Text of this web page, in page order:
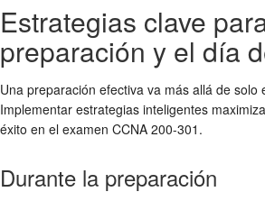
Estrategias clave
preparación y el día
Una preparación efectiva va más allá de solo
Implementar estrategias inteligentes
éxito en el examen CCNA 200-301.
Durante la preparación